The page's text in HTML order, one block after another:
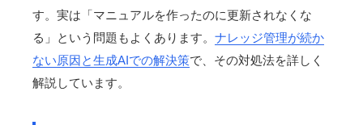
す。実は「マニュアルを作ったのに更新されなくな
る」という問題もよくあります。 ナレッジ管理が続か
ない原因と生成AIでの解決策で、その対処法を詳しく
解説しています。